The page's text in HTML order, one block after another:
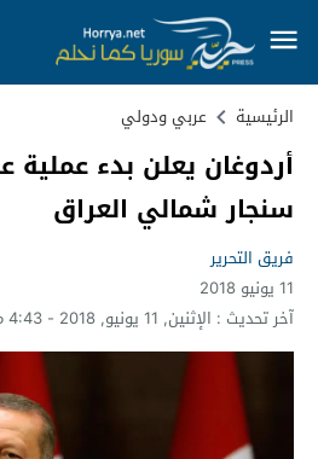
الرئيسية عربي ودولي
أردوغان يعلن بدء
سنجار شمالي العراق
فريق التحرير
11 يونيو 2018
آخر تحديث : الإثنين, 11 يونيو, 2018 - 4:43 مساءً